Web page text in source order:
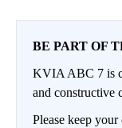
BE PART OF
KVIA ABC 7 is
and constructive
Please keep